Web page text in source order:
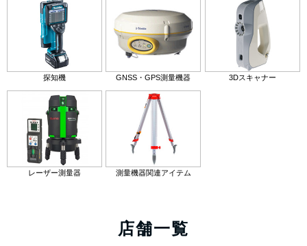
探知機 GNSS・GPS測量機器 3Dスキャナー
レーザー測量器 測量機器関連アイテム
店舗一覧